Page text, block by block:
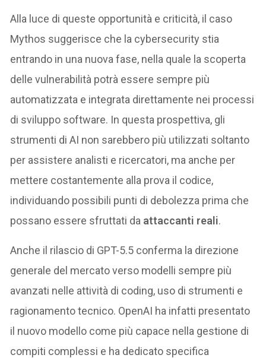
Alla luce di queste opportunità e criticità, il caso
Mythos suggerisce che la cybersecurity stia
entrando in una nuova fase, nella quale la scoperta
delle vulnerabilità potrà essere sempre più
automatizzata e integrata direttamente nei processi
di sviluppo software. In questa prospettiva, gli
strumenti di AI non sarebbero più utilizzati soltanto
per assistere analisti e ricercatori, ma anche per
mettere costantemente alla prova il codice,
individuando possibili punti di debolezza prima che
possano essere sfruttati da attaccanti reali.
Anche il rilascio di GPT-5.5 conferma la direzione
generale del mercato verso modelli sempre più
avanzati nelle attività di coding, uso di strumenti e
ragionamento tecnico. OpenAI ha infatti presentato
il nuovo modello come più capace nella gestione di
compiti complessi e ha dedicato specifica